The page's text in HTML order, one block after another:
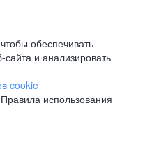
обеспечивать
и анализировать
cookie
Правила использования